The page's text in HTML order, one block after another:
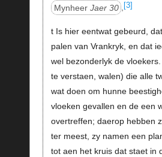
Mynheer Jaer 30 , [3]
t Is hier eentwat gebeurd,
palen van Vrankryk, en dat
wel bezonderlyk de
te verstaen, walen) die alle
wat doen om hunne
vloeken gevallen en de een
overtreffen; daerop hebben
ter meest, zy namen een
tot aen het kruis dat staet in